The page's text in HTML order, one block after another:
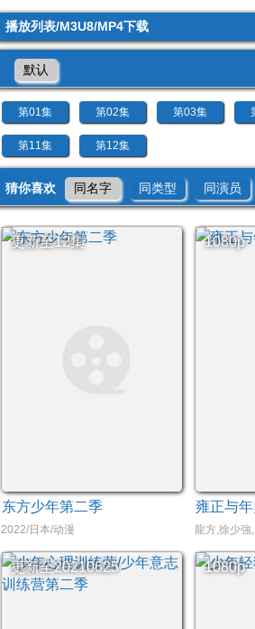
播放列表/M3U8/MP4下载
默认
第01集 第02集 第03集
第11集 第12集
猜你喜欢 同名字 同类型 同演员
更新至12集
东方少年第二季
2022/日本/动漫
1080p
雍正与
龍方,徐少強
更新至20210625 1080p